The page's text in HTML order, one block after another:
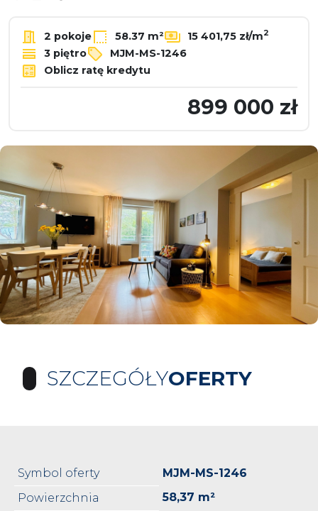
2 pokoje 58.37 m² 15 401,75 zł/m2
3 piętro
MJM-MS-1246
Oblicz ratę kredytu
899 000 zł
SZCZEGÓŁYOFERTY
Symbol oferty
MJM-MS-1246
Powierzchnia
58,37 m²